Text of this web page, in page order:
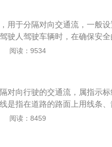
醒车辆不可在此因任何原因停
是如果没有禁止掉头的标识的
双黄虚线：双黄色虚线是潮
况，对有条件的道路，试点开
干道车道行驶方向，来调整
进方向驶入导向车道载客汽车
慢行驶时，借道超车或者占用
2、扣3分：驾驶机动车行经人
路匝道上超车。未按照禁止
行相对方向行驶的右转弯机动
行城市道路中不按规定超车、
用于分隔对向交通流，一般设
驶人驾驶车辆时，在确保安
区别：黄线：黄线用来区分不
行车时没有特别情况就不应该
以在保证安全的情况下超车或
车道）的道路上，双黄线一般
车道。虚线是可以并线，调
思。
阅读：9534
对向行驶的交通流，属指示
是指在道路的路面上用线条
通参与者传递引导、限制、警
、主干路应按标准规定设置反
阅读：8459